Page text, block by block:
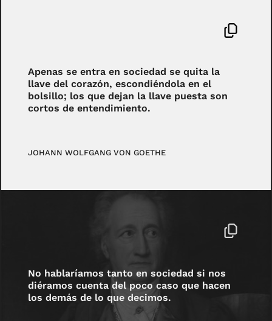
Apenas se entra en sociedad se quita la
llave del corazón, escondiéndola en el
bolsillo; los que dejan la llave puesta son
cortos de entendimiento.
JOHANN WOLFGANG VON GOETHE
No hablaríamos tanto en sociedad si nos
diéramos cuenta del poco caso que hacen
los demás de lo que decimos.